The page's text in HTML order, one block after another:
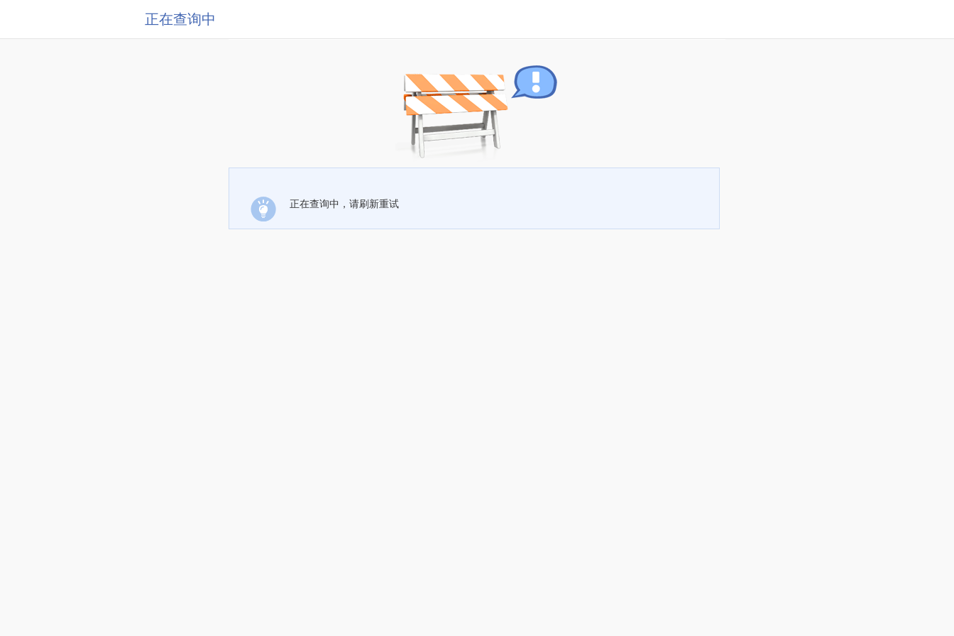
正在查询中
正在查询中，请刷新重试